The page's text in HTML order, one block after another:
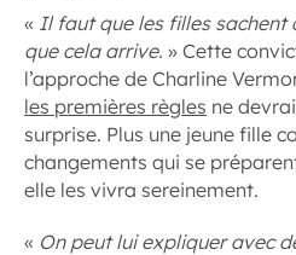
« Il faut que les filles sachent
que cela arrive. » Cette
l’approche de Charline
les premières règles ne
surprise. Plus une jeune fille
changements qui se
elle les vivra sereinement.
« On peut lui expliquer avec